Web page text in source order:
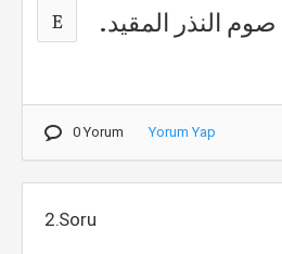
E صوم النذر المقيد.
0 Yorum Yorum Yap
2.Soru